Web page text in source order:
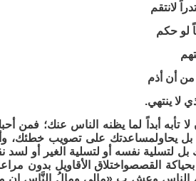
لانتقم
لو حكم
من أن أذم
لا ينتهي.
تأبه أبداً لما يظنه الناس عنك؛ فمن
يحاولمساعدتك على تصويب خطئك،
بل لتسلية نفسه أو لتسلية الغير أو
بحياكة القصصواختلاق الأقاويل بدون
وعش ب «مالي ومالُ النَّاسِ إن